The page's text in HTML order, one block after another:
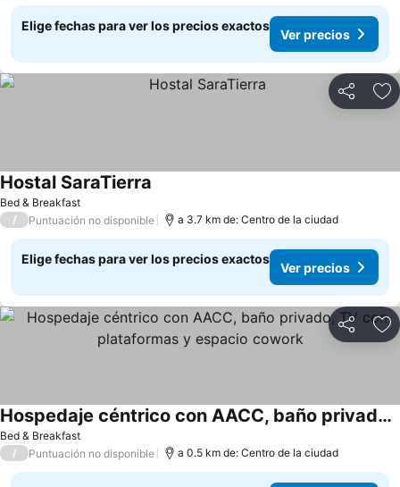
Elige fechas para ver los precios exactos
Ver precios
Compartir
Bed & Breakfast
Hostal SaraTierra
/ Puntuación no disponible a 3.7 km de: Centro de la ciudad
Elige fechas para ver los precios exactos
Ver precios
Compartir
Bed & Breakfast
Hospedaje céntrico con AACC, baño privado, TV con plataformas y espacio cowork
/ Puntuación no disponible a 0.5 km de: Centro de la ciudad